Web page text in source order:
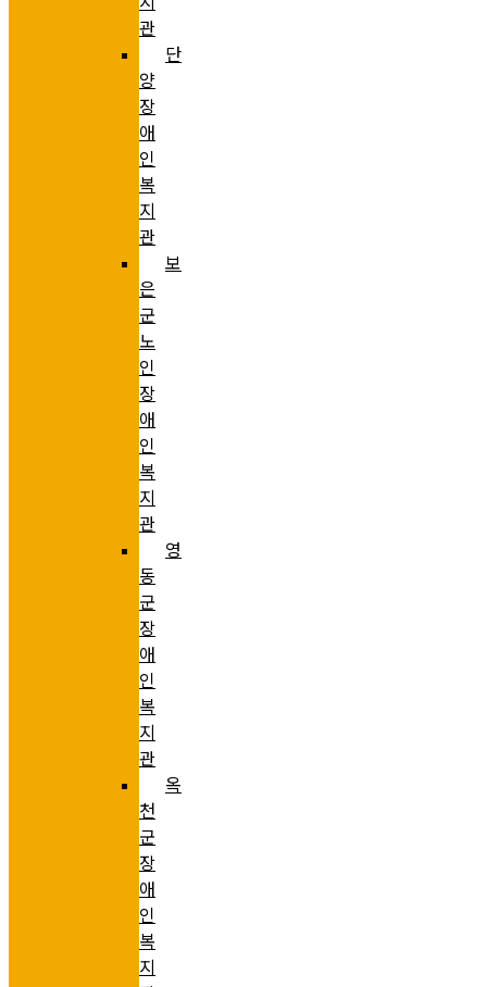
관
단
양
장
애
인
복
지
관
보
은
군
노
인
장
애
인
복
지
관
영
동
군
장
애
인
복
지
관
옥
천
군
장
애
인
복
지